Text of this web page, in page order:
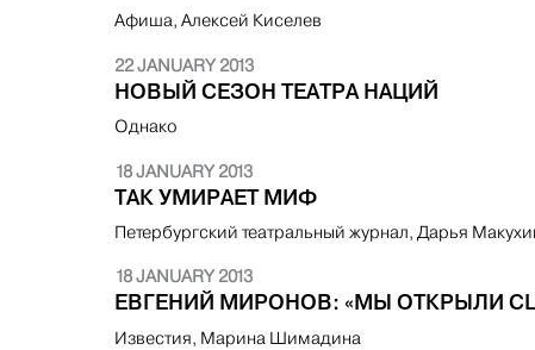
Афиша, Алексей Киселев
22 JANUARY 2013
НОВЫЙ СЕЗОН ТЕАТРА НАЦИЙ
Однако
18 JANUARY 2013
ТАК УМИРАЕТ МИФ
Петербургский театральный журнал, Дарья
18 JANUARY 2013
ЕВГЕНИЙ МИРОНОВ: «МЫ ОТКРЫЛИ
Известия, Марина Шимадина